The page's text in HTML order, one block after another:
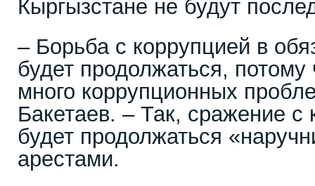
Кыргызстане не будут
– Борьба с коррупцией в
будет продолжаться, потому
много коррупционных
Бакетаев. – Так, сражение с
будет продолжаться
арестами.